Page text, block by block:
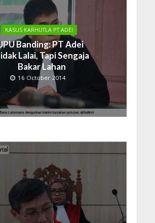
KASUS KARHUTLA PT ADEI
JPU Banding: PT Adei
Lalai, Tapi Sengaja
Bakar Lahan
16 October 2014